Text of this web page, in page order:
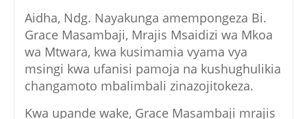
Aidha, Ndg. Nayakunga amempongeza Bi.
Grace Masambaji, Mrajis Msaidizi wa Mkoa
wa Mtwara, kwa kusimamia vyama vya
msingi kwa ufanisi pamoja na kushughulikia
changamoto mbalimbali zinazojitokeza.
Kwa upande wake, Grace Masambaji mrajis